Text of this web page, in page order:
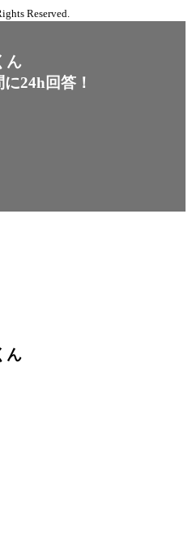
Reserved.
ん
24h回答！
ん